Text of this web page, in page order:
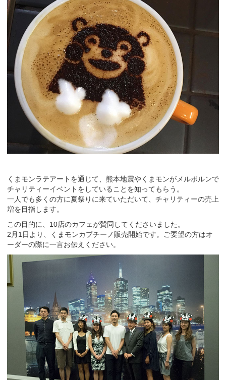
くまモンラテアートを通じて、熊本地震やくまモンがメルボルンで
チャリティーイベントをしていることを知ってもらう。
一人でも多くの方に夏祭りに来ていただいて、チャリティーの売上
増を目指します。
この目的に、10店のカフェが賛同してくださいました。
2月1日より、くまモンカプチーノ販売開始です。ご要望の方はオ
ーダーの際に一言お伝えください。